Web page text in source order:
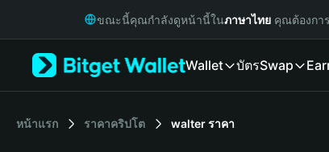
Русский
Italiano
ขณะนี้คุณกำลังดูหน้านี้ในภาษาไทย คุณต้องกา
Wallet บัตรSwap
หน้าแรก ราคาคริปโต walterราคา